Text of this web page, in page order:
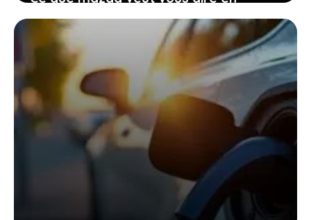
renonçant provisoirement à
l’électrique total
27 janvier 2026